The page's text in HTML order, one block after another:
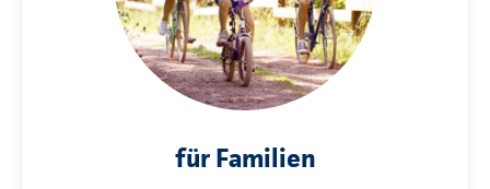
für Familien